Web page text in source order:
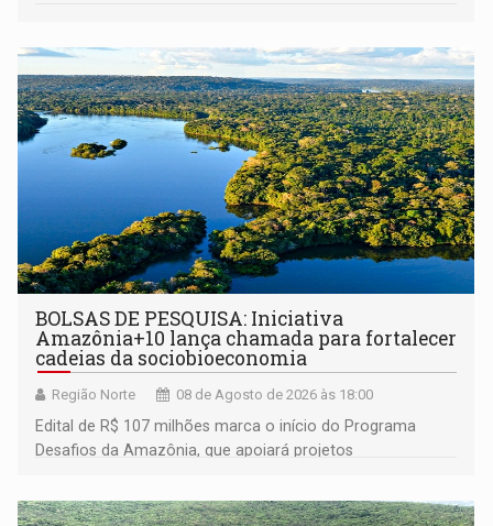
BOLSAS DE PESQUISA: Iniciativa
Amazônia+10 lança chamada para fortalecer
cadeias da sociobioeconomia
Região Norte 08 de Agosto de 2026 às 18:00
Edital de R$ 107 milhões marca o início do Programa
Desafios da Amazônia, que apoiará projetos
submissão de pré-propostas poderá ser feita até 1º de